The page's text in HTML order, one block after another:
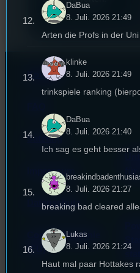
Kontakt
Satzung
Impressum
Datenschutz
Cookie-Richtlinie
(EU)
DaBua
8. Juli. 2026 21:49
Arten die Profs in der
klinke
8. Juli. 2026 21:49
trinkspiele ranking
DaBua
8. Juli. 2026 21:40
Ich sag es geht besser
8. Juli. 2026 21:27
breaking bad cleared
Lukas
8. Juli. 2026 21:24
Haut mal paar Hottakes